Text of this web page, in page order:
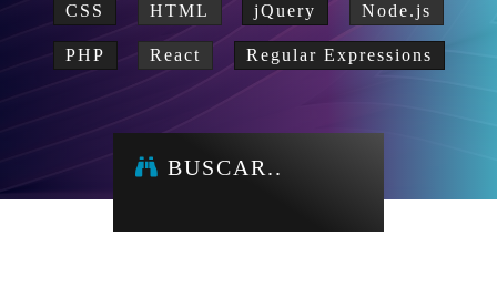
CSS HTML jQuery Node.js
PHP React Regular Expressions
BUSCAR..